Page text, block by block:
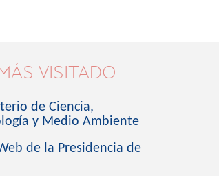
VISITADO
de Ciencia,
y Medio Ambiente
de la Presidencia de